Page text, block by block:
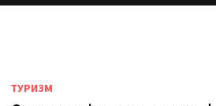
ТУРИЗМ